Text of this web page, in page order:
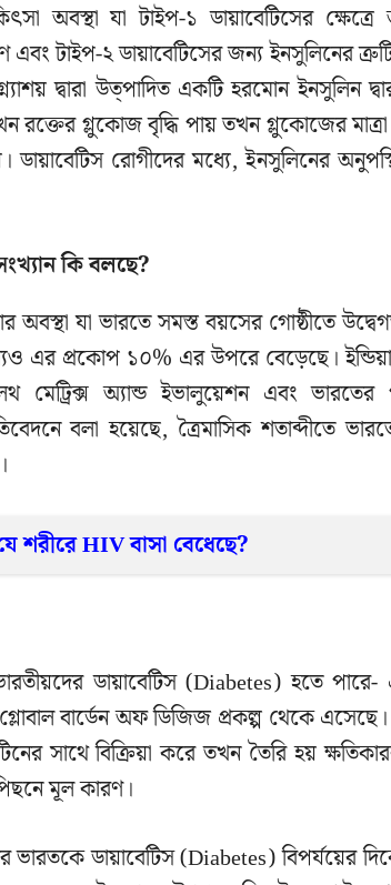
অবস্থা যা টাইপ-১ ডায়াবেটিসের ক্ষেত্রে
টাইপ-২ ডায়াবেটিসের জন্য ইনসুলিনের
দ্বারা উত্পাদিত একটি হরমোন ইনসুলিন
রক্তের গ্লুকোজ বৃদ্ধি পায় তখন গ্লুকোজের মাত্রা
রোগীদের মধ্যে, ইনসুলিনের
কি বলছে?
অবস্থা যা ভারতে সমস্ত বয়সের গোষ্ঠীতে
এর প্রকোপ ১০% এর উপরে বেড়েছে।
মেট্রিক্স অ্যান্ড ইভালুয়েশন এবং
বলা হয়েছে, ত্রৈমাসিক শতাব্দীতে
শরীরে HIV বাসা বেধেছে?
ডায়াবেটিস (Diabetes) হতে
বার্ডেন অফ ডিজিজ প্রকল্প থেকে এসেছে।
সাথে বিক্রিয়া করে তখন তৈরি হয়
মূল কারণ।
ডায়াবেটিস (Diabetes) বিপর্যয়ের